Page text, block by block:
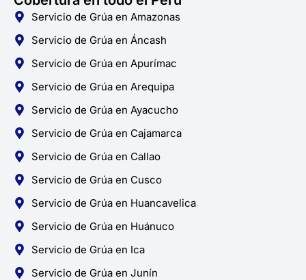
Servicio de Grúa en Amazonas
Servicio de Grúa en Áncash
Servicio de Grúa en Apurímac
Servicio de Grúa en Arequipa
Servicio de Grúa en Ayacucho
Servicio de Grúa en Cajamarca
Servicio de Grúa en Callao
Servicio de Grúa en Cusco
Servicio de Grúa en Huancavelica
Servicio de Grúa en Huánuco
Servicio de Grúa en Ica
Servicio de Grúa en Junín